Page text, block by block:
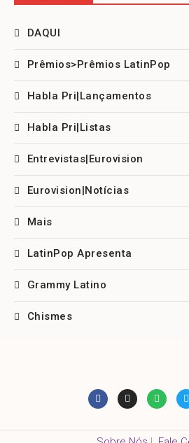
DAQUI
Prêmios>Prêmios LatinPop
Habla Pri|Lançamentos
Habla Pri|Listas
Entrevistas|Eurovision
Eurovision|Notícias
Mais
LatinPop Apresenta
Grammy Latino
Chismes